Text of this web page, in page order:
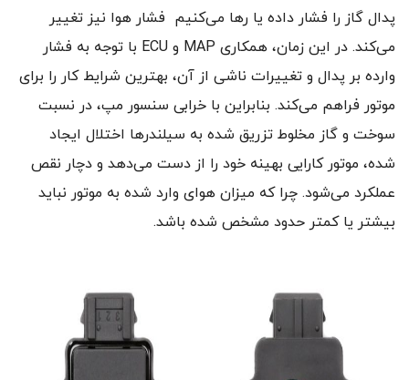
پدال گاز را فشار داده یا رها می‌کنیم فشار هوا نیز تغییر
می‌کند. در این زمان، همکاری MAP و ECU با توجه به فشار
وارده بر پدال و تغییرات ناشی از آن، بهترین شرایط کار را برای
موتور فراهم می‌کند. بنابراین با خرابی سنسور مپ، در نسبت
سوخت و گاز مخلوط تزریق شده به سیلندرها اختلال ایجاد
شده، موتور کارایی بهینه خود را از دست می‌دهد و دچار نقص
عملکرد می‌شود. چرا که میزان هوای وارد شده به موتور نباید
بیشتر یا کمتر حدود مشخص شده باشد.